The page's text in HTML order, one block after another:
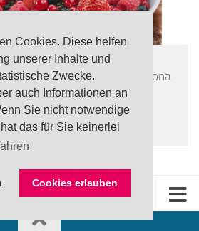
Cookies. Diese helfen
unserer Inhalte und
Zwecke.
auch Informationen an
Sie nicht notwendige
das für Sie keinerlei
Cookies erlauben
in tiefgefrorener Freshona
Lidl